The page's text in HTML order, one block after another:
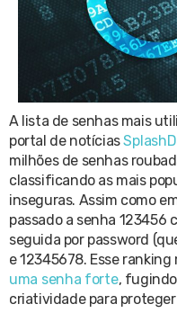
A lista de senhas mais
portal de notícias
milhões de senhas
classificando as mais
inseguras. Assim como
passado a senha 123456
seguida por password
e 12345678. Esse ranking
uma senha forte,
criatividade para